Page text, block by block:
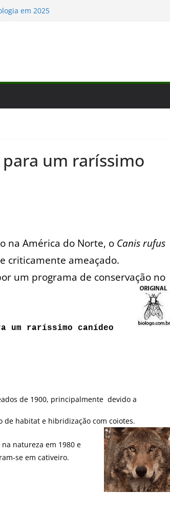
em 2025
um raríssimo
na América do Norte, o Canis rufus
criticamente ameaçado.
um programa de conservação no
um raríssimo canídeo
de 1900, principalmente devido a
de habitat e hibridização com coiotes.
natureza em 1980 e
se em cativeiro.